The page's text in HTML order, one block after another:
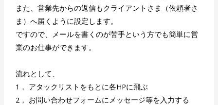
また、営業先からの返信もクライアントさま（依頼者さ
ま）へ届くように設定します。
ですので、メールを書くのが苦手という方でも簡単に営
業のお仕事ができます。
流れとして、
1， アタックリストをもとに各HPに飛ぶ
2， お問い合わせフォームにメッセージ等を入力する